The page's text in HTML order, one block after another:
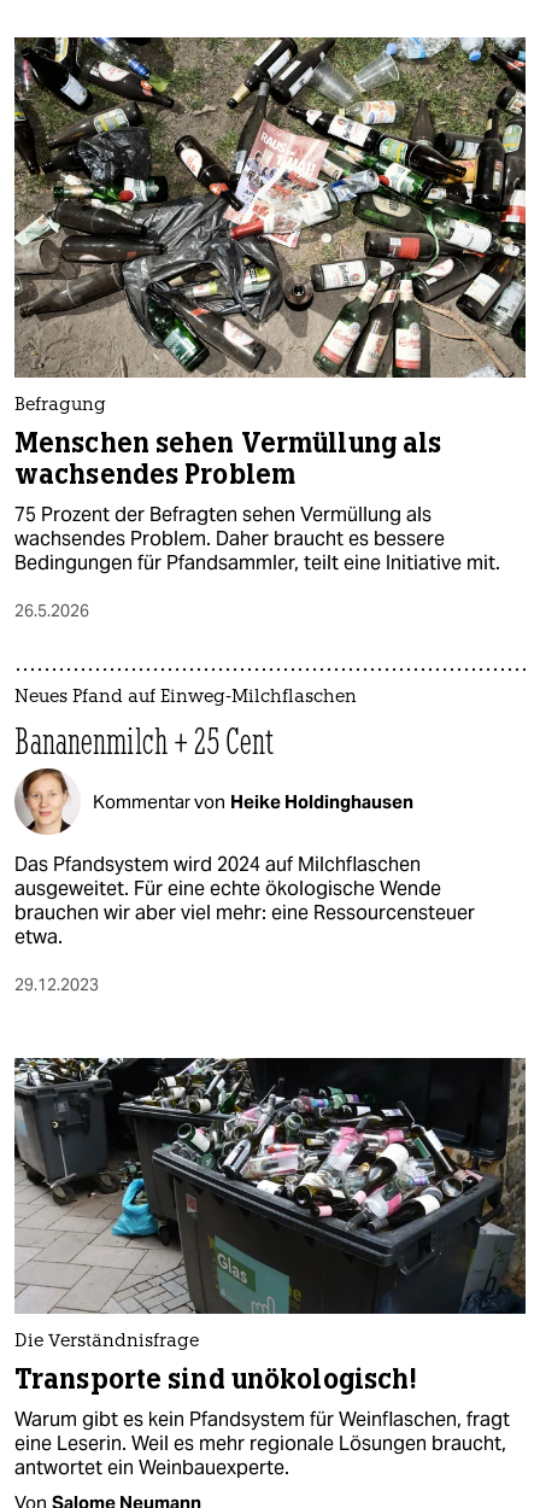
Befragung
Menschen sehen Vermüllung als
wachsendes Problem
75 Prozent der Befragten sehen Vermüllung als
wachsendes Problem. Daher braucht es bessere
Bedingungen für Pfandsammler, teilt eine Initiative mit.
26.5.2026
Neues Pfand auf Einweg-Milchflaschen
Bananenmilch + 25 Cent
Kommentar von Heike Holdinghausen
Das Pfandsystem wird 2024 auf Milchflaschen
ausgeweitet. Für eine echte ökologische Wende
brauchen wir aber viel mehr: eine Ressourcensteuer
etwa.
29.12.2023
Die Verständnisfrage
Transporte sind unökologisch!
Warum gibt es kein Pfandsystem für Weinflaschen, fragt
eine Leserin. Weil es mehr regionale Lösungen braucht,
antwortet ein Weinbauexperte.
Von Salome Neumann